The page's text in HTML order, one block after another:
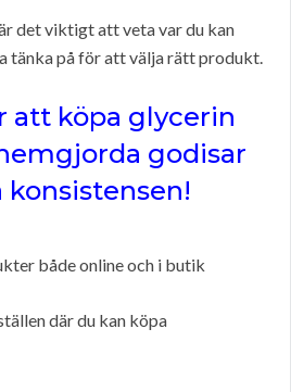
det viktigt att veta var du kan
tänka på för att välja rätt produkt.
att köpa glycerin
godisar
både online och i butik
där du kan köpa